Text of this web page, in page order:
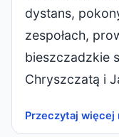
dystans,
zespołach,
bieszczadzkie
Chryszczatą i
Przeczytaj więcej